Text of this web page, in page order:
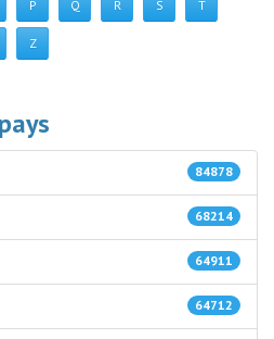
P Q R S T
Z
84878
68214
64911
64712